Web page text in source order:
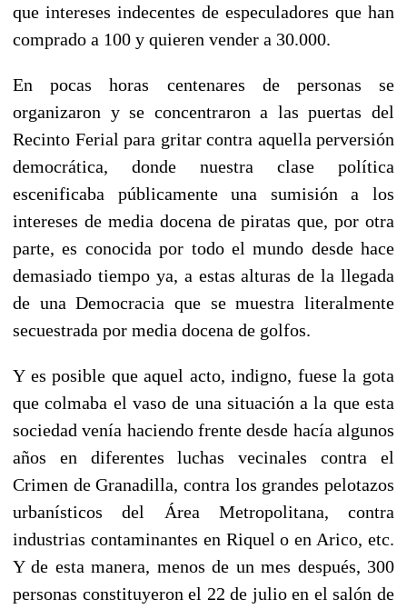
que intereses indecentes de especuladores que han
comprado a 100 y quieren vender a 30.000.
En pocas horas centenares de personas se
organizaron y se concentraron a las puertas del
Recinto Ferial para gritar contra aquella perversión
democrática, donde nuestra clase política
escenificaba públicamente una sumisión a los
intereses de media docena de piratas que, por otra
parte, es conocida por todo el mundo desde hace
demasiado tiempo ya, a estas alturas de la llegada
de una Democracia que se muestra literalmente
secuestrada por media docena de golfos.
Y es posible que aquel acto, indigno, fuese la gota
que colmaba el vaso de una situación a la que esta
sociedad venía haciendo frente desde hacía algunos
años en diferentes luchas vecinales contra el
Crimen de Granadilla, contra los grandes pelotazos
urbanísticos del Área Metropolitana, contra
industrias contaminantes en Riquel o en Arico, etc.
Y de esta manera, menos de un mes después, 300
personas constituyeron el 22 de julio en el salón de